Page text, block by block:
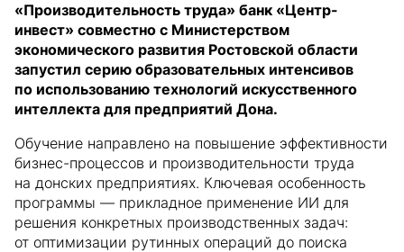
«Производительность труда» банк «Центр-
инвест» совместно с Министерством
экономического развития Ростовской области
запустил серию образовательных интенсивов
по использованию технологий искусственного
интеллекта для предприятий Дона.
Обучение направлено на повышение эффективности
бизнес-процессов и производительности труда
на донских предприятиях. Ключевая особенность
программы — прикладное применение ИИ для
решения конкретных производственных задач:
от оптимизации рутинных операций до поиска